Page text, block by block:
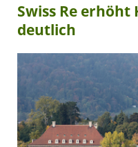
Swiss Re
deutlich